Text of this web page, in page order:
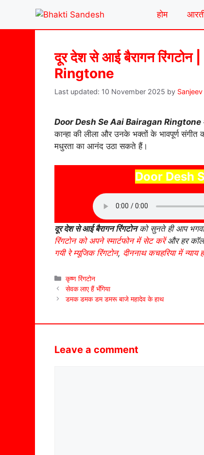
content
होम
दूर देश से आई बैरागन
Ringtone
10 November 2025 by
Door Desh Se Aai Bairagan Ringtone
कान्हा की लीला और उनके भक्तों के भावपूर्ण
मधुरता का आनंद उठा सकते हैं।
Door Desh
दूर देश से आई बैरागन रिंगटोनको सुनते ही आप
रिंगटोन को अपने स्मार्टफोन में सेट करेंऔर हर कॉल
गयी रे म्यूजिक रिंगटोन, दीननाथ कचहरिया में न्याय
Categories
कृष्ण रिंगटोन
सेवक लाए हैं भँगिया
डमक डमक डम डमरू बाजे महादेव के हाथ
Leave a comment